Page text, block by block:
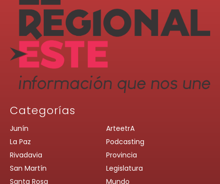
Categorías
Junín
La Paz
Rivadavia
San Martín
Santa Rosa
ArteetrA
Podcasting
Provincia
Legislatura
Mundo